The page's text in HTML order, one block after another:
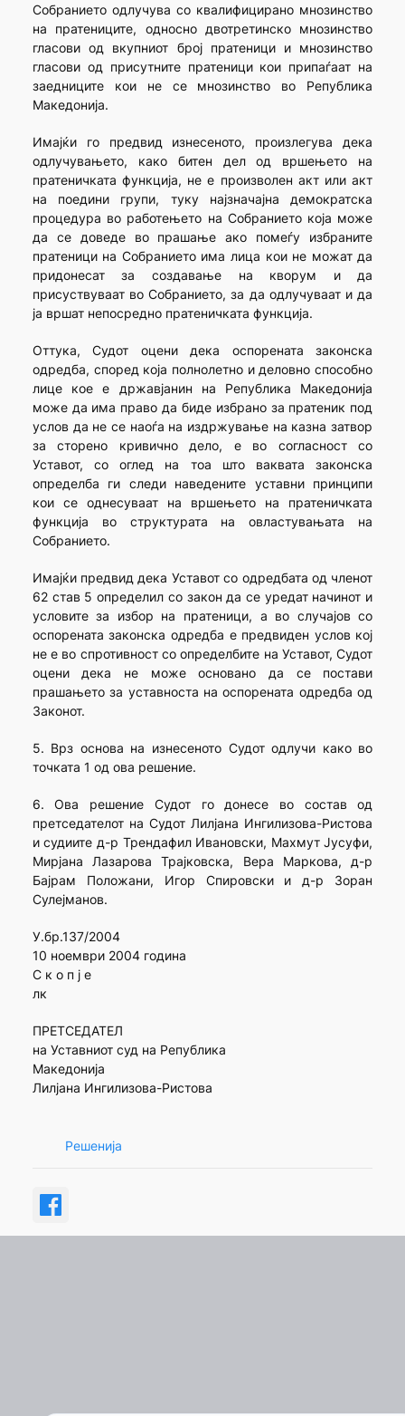
Собранието одлучува со квалифицирано мнозинство
на пратениците, односно двотретинско мнозинство
гласови од вкупниот број пратеници и мнозинство
гласови од присутните пратеници кои припаѓаат на
заедниците кои не се мнозинство во Република
Македонија.
Имајќи го предвид изнесеното, произлегува дека
одлучувањето, како битен дел од вршењето на
пратеничката функција, не е произволен акт или акт
на поедини групи, туку најзначајна демократска
процедура во работењето на Собранието која може
да се доведе во прашање ако помеѓу избраните
пратеници на Собранието има лица кои не можат да
придонесат за создавање на кворум и да
присуствуваат во Собранието, за да одлучуваат и да
ја вршат непосредно пратеничката функција.
Оттука, Судот оцени дека оспорената законска
одредба, според која полнолетно и деловно способно
лице кое е државјанин на Република Македонија
може да има право да биде избрано за пратеник под
услов да не се наоѓа на издржување на казна затвор
за сторено кривично дело, е во согласност со
Уставот, со оглед на тоа што ваквата законска
определба ги следи наведените уставни принципи
кои се однесуваат на вршењето на пратеничката
функција во структурата на овластувањата на
Собранието.
Имајќи предвид дека Уставот со одредбата од членот
62 став 5 определил со закон да се уредат начинот и
условите за избор на пратеници, а во случајов со
оспорената законска одредба е предвиден услов кој
не е во спротивност со определбите на Уставот, Судот
оцени дека не може основано да се постави
прашањето за уставноста на оспорената одредба од
Законот.
5. Врз основа на изнесеното Судот одлучи како во
точката 1 од ова решение.
6. Ова решение Судот го донесе во состав од
претседателот на Судот Лилјана Ингилизова-Ристова
и судиите д-р Трендафил Ивановски, Махмут Јусуфи,
Мирјана Лазарова Трајковска, Вера Маркова, д-р
Бајрам Положани, Игор Спировски и д-р Зоран
Сулејманов.
У.бр.137/2004
10 ноември 2004 година
С к о п ј е
лк
ПРЕТСЕДАТЕЛ
на Уставниот суд на Република
Македонија
Лилјана Ингилизова-Ристова
Решенија